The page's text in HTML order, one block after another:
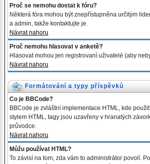
Proč se nemohu dostat k fóru?
Některá fóra mohou být znepřístupněna určitým
a admin, takže kontaktujte je.
Návrat nahoru
Proč nemohu hlasovat v anketě?
Hlasovat mohou jen registrovaní uživatelé (aby
Návrat nahoru
Formátování a typy příspěvků
Co je BBCode?
BBCode je zvláštní implementace HTML, kde
stylem HTML, tagy jsou uzavřeny v hranatých
průvodce.
Návrat nahoru
Můžu používat HTML?
To závisí na tom, zda vám to administrátor povolí.